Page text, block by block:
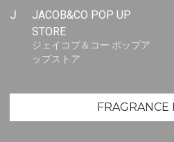
J
JACOB&CO POP UP
STORE
ジェイコブ＆コー ポップア
ップストア
FRAGRANCE